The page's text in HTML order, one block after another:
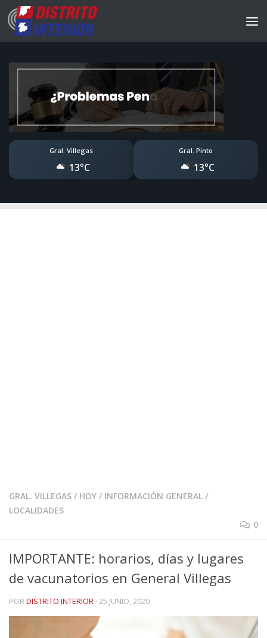
Gral. Villegas
13°C
Gral. Pinto
13°C
GRAL. VILLEGAS / HOY / INFORMACIÓN GENERAL /
LOCALIDADES
0
IMPORTANTE: horarios, días y lugares
de vacunatorios en General Villegas
PORDISTRITO INTERIOR · 25 JUNIO, 2020